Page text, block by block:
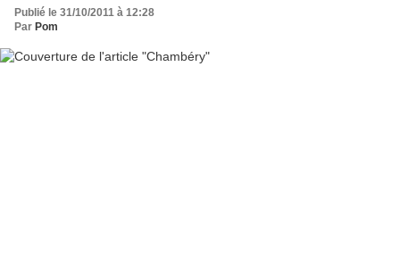
Publié le 31/10/2011 à 12:28
Par Pom